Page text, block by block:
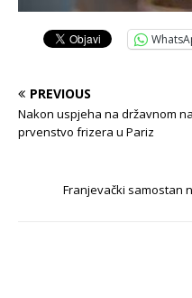
PREVIOUS
Nakon uspjeha na državnom
prvenstvo frizera u Pariz
Franjevački samostan